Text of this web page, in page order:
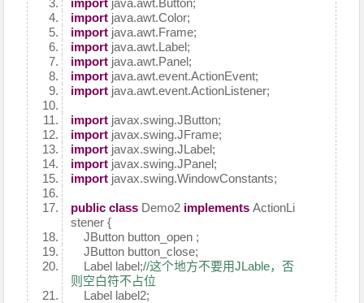
import java.awt.Button;
import java.awt.Color;
import java.awt.Frame;
import java.awt.Label;
import java.awt.Panel;
import java.awt.event.ActionEvent;
import java.awt.event.ActionListener;
import javax.swing.JButton;
import javax.swing.JFrame;
import javax.swing.JLabel;
import javax.swing.JPanel;
import javax.swing.WindowConstants;
public class Demo2 implements ActionLi
stener {
JButton button_open ;
JButton button_close;
Label label;//这个地方不要用JLable，否
则空白符不占位
Label label2;